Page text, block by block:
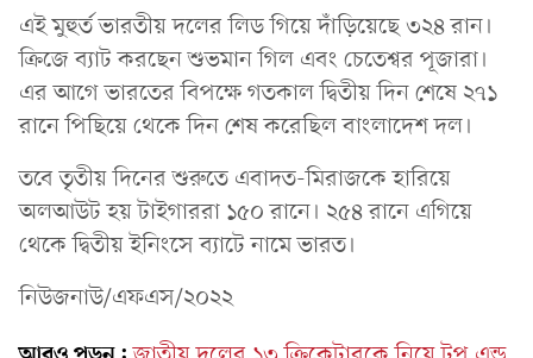
এই মুহুর্ত ভারতীয় দলের লিড গিয়ে দাঁড়িয়েছে ৩২৪ রান।
ক্রিজে ব্যাট করছেন শুভমান গিল এবং চেতেশ্বর পূজারা।
এর আগে ভারতের বিপক্ষে গতকাল দ্বিতীয় দিন শেষে ২৭১
রানে পিছিয়ে থেকে দিন শেষ করেছিল বাংলাদেশ দল।
তবে তৃতীয় দিনের শুরুতে এবাদত-মিরাজকে হারিয়ে
অলআউট হয় টাইগাররা ১৫০ রানে। ২৫৪ রানে এগিয়ে
থেকে দ্বিতীয় ইনিংসে ব্যাটে নামে ভারত।
নিউজনাউ/এফএস/২০২২